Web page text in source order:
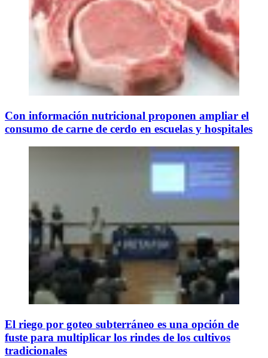
Con información nutricional proponen ampliar el
consumo de carne de cerdo en escuelas y hospitales
El riego por goteo subterráneo es una opción de
fuste para multiplicar los rindes de los cultivos
tradicionales